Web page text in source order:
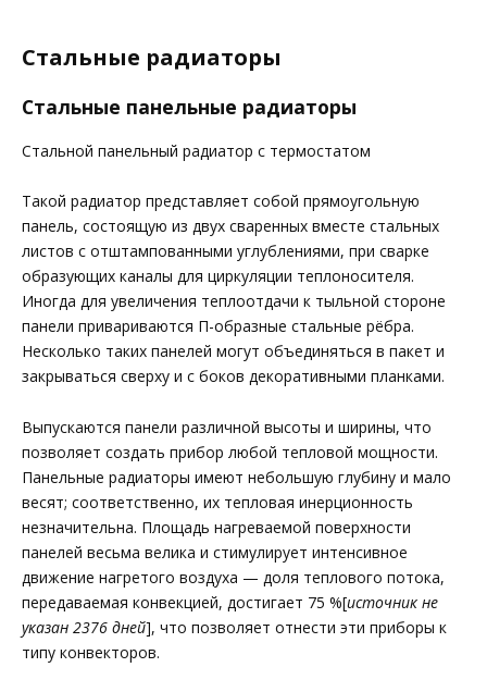
Стальные радиаторы
Стальные панельные радиаторы
Стальной панельный радиатор с термостатом
Такой радиатор представляет собой прямоугольную
панель, состоящую из двух сваренных вместе стальных
листов с отштампованными углублениями, при сварке
образующих каналы для циркуляции теплоносителя.
Иногда для увеличения теплоотдачи к тыльной стороне
панели привариваются П-образные стальные рёбра.
Несколько таких панелей могут объединяться в пакет и
закрываться сверху и с боков декоративными планками.
Выпускаются панели различной высоты и ширины, что
позволяет создать прибор любой тепловой мощности.
Панельные радиаторы имеют небольшую глубину и мало
весят; соответственно, их тепловая инерционность
незначительна. Площадь нагреваемой поверхности
панелей весьма велика и стимулирует интенсивное
движение нагретого воздуха — доля теплового потока,
передаваемая конвекцией, достигает 75 %[источник не
указан 2376 дней], что позволяет отнести эти приборы к
типу конвекторов.